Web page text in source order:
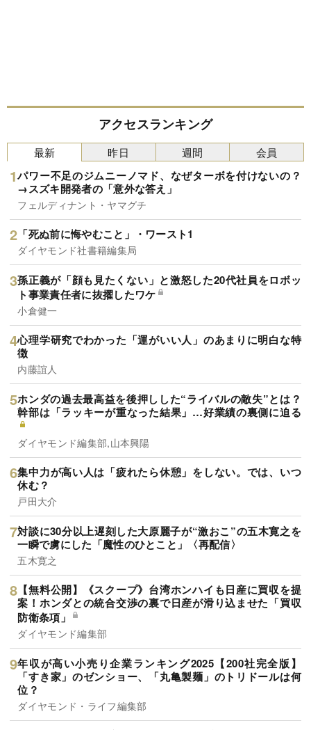
アクセスランキング
最新
パワー不足のジムニーノマド、なぜターボを付けないの？
→スズキ開発者の「意外な答え」
フェルディナント・ヤマグチ
「死ぬ前に悔やむこと」・ワースト1
ダイヤモンド社書籍編集局
孫正義が「顔も見たくない」と激怒した20代社員をロボッ
ト事業責任者に抜擢したワケ
小倉健一
心理学研究でわかった「運がいい人」のあまりに明白な特
徴
内藤誼人
ホンダの過去最高益を後押しした“ライバルの敵失”とは？
幹部は「ラッキーが重なった結果」…好業績の裏側に迫る
ダイヤモンド編集部,山本興陽
集中力が高い人は「疲れたら休憩」をしない。では、いつ
休む？
戸田大介
対談に30分以上遅刻した大原麗子が“激おこ”の五木寛之を
一瞬で虜にした「魔性のひとこと」〈再配信〉
五木寛之
【無料公開】《スクープ》台湾ホンハイも日産に買収を提
案！ホンダとの統合交渉の裏で日産が滑り込ませた「買収
防衛条項」
ダイヤモンド編集部
年収が高い小売り企業ランキング2025【200社完全版】
「すき家」のゼンショー、「丸亀製麺」のトリドールは何
位？
ダイヤモンド・ライフ編集部
昨日 週間 会員